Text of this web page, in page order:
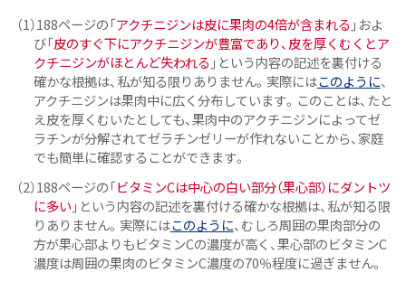
（1）188ページの「アクチニジンは皮に果肉の4倍が含まれる 」およ
び「皮のすぐ下にアクチニジンが豊富であり、皮を厚くむくとア
クチニジンがほとんど失われる 」という内容の記述を裏付ける
確かな根拠は、私が知る限りありません。実際にはこのように、
アクチニジンは果肉中に広く分布しています。このことは、たと
え皮を厚くむいたとしても、果肉中のアクチニジンによってゼ
ラチンが分解されてゼラチンゼリーが作れないことから、家庭
でも簡単に確認することができます。
（2）188ページの「ビタミンCは中心の白い部分（果心部）にダントツ
に多い」という内容の記述を裏付ける確かな根拠は、私が知る限
りありません。実際にはこのように、むしろ周囲の果肉部分の
方が果心部よりもビタミンCの濃度が高く、果心部のビタミンC
濃度は周囲の果肉のビタミンC濃度の70％程度に過ぎません。
ニュース&トピックス：アーカイブ